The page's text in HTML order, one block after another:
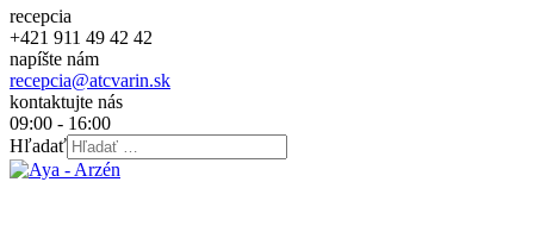
recepcia
+421 911 49 42 42
napíšte nám
recepcia@atcvarin.sk
kontaktujte nás
09:00 - 16:00
Hľadať